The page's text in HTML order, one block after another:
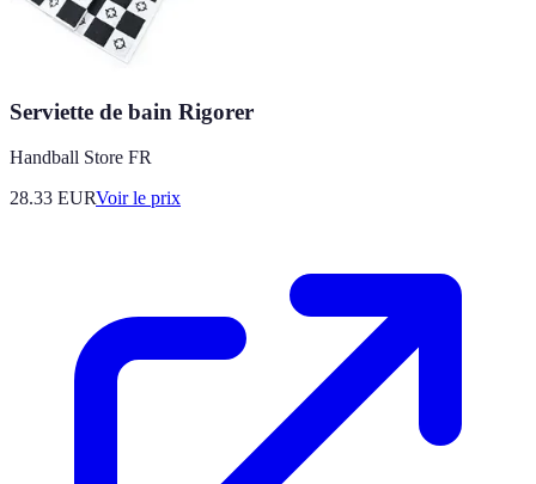
Serviette de bain Rigorer
Handball Store FR
28.33 EURVoir le prix